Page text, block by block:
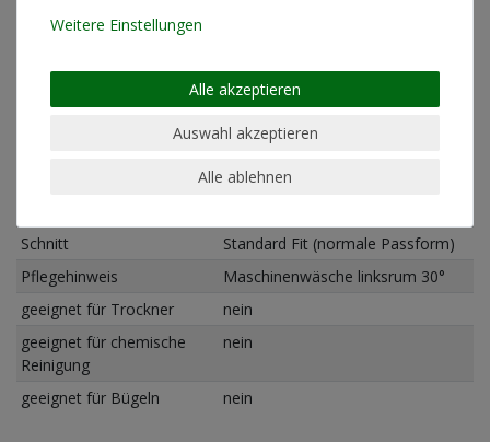
Materialzusammensetzung
80% gekämmte Baumwolle / 20%
Schnitt
Standard Fit (normale Passform)
Pflegehinweis
Maschinenwäsche linksrum 30°
geeignet für Trockner
nein
geeignet für chemische
Reinigung
nein
geeignet für Bügeln nein
Weitere Einstellungen
Alle akzeptieren
Auswahl akzeptieren
Alle ablehnen